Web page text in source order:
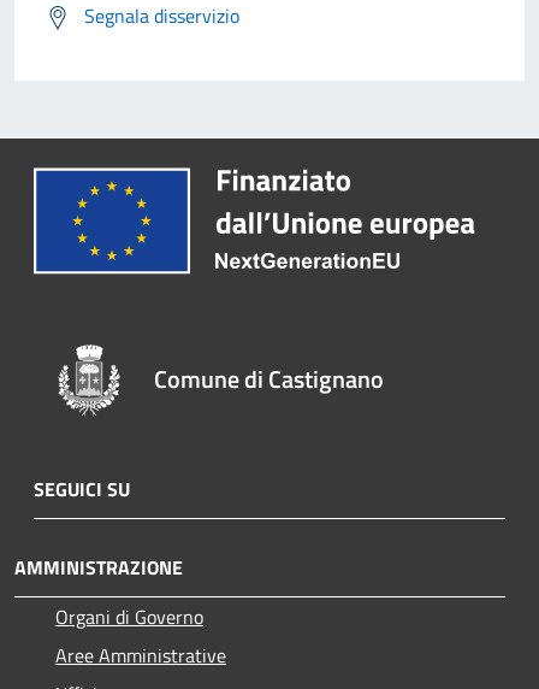
Segnala disservizio
Comune di Castignano
SEGUICI SU
AMMINISTRAZIONE
Organi di Governo
Aree Amministrative